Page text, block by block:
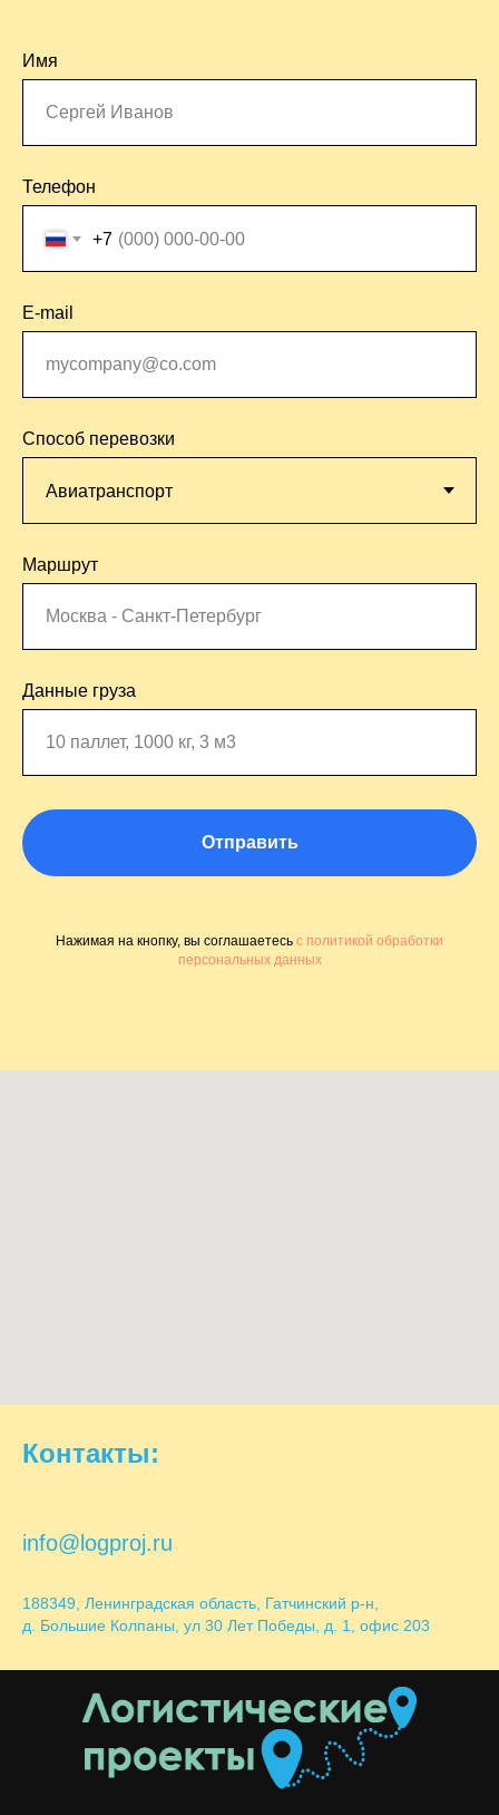
Имя
Телефон
+7
E-mail
Способ перевозки
Маршрут
Данные груза
Отправить
Нажимая на кнопку, вы соглашаетесь с политикой обработки
персональных данных
Контакты:
info@logproj.ru
188349, Ленинградская область, Гатчинский р-н,
д. Большие Колпаны, ул 30 Лет Победы, д. 1, офис 203